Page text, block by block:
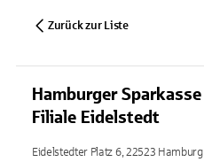
Zurück zur Liste
Hamburger Sparkasse
Filiale Eidelstedt
Eidelstedter Platz 6, 22523 Hamburg